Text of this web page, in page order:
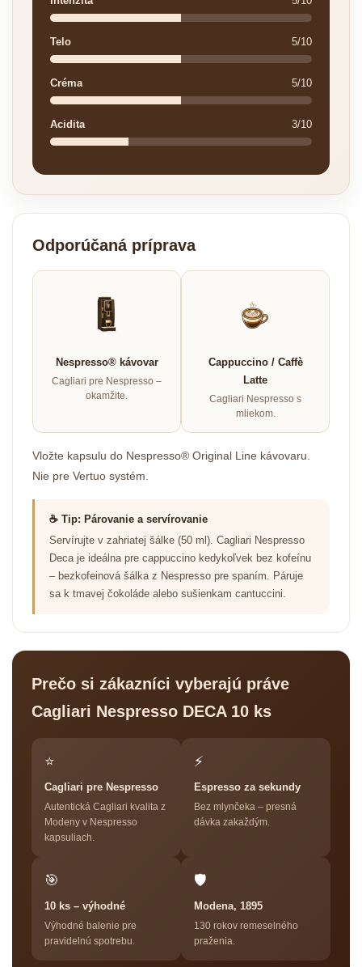
Telo 5/10
Créma 5/10
Acidita 3/10
Odporúčaná príprava
Nespresso® kávovar
Cagliari pre Nespresso –
okamžite.
Cappuccino / Caffè
Latte
Cagliari Nespresso s
mliekom.
Vložte kapsulu do Nespresso® Original Line kávovaru.
Nie pre Vertuo systém.
☕ Tip: Párovanie a servírovanie
Servírujte v zahriatej šálke (50 ml). Cagliari Nespresso
Deca je ideálna pre cappuccino kedykoľvek bez kofeínu
– bezkofeinová šálka z Nespresso pre spaním. Páruje
sa k tmavej čokoláde alebo sušienkam cantuccini.
Prečo si zákazníci vyberajú práve
Cagliari Nespresso DECA 10 ks
⭐
Cagliari pre Nespresso
Autentická Cagliari kvalita z
Modeny v Nespresso
kapsuliach.
⚡
Espresso za sekundy
Bez mlynčeka – presná
dávka zakaždým.
🎯
10 ks – výhodné
Výhodné balenie pre
pravidelnú spotrebu.
🛡
Modena, 1895
130 rokov remeselného
praženia.